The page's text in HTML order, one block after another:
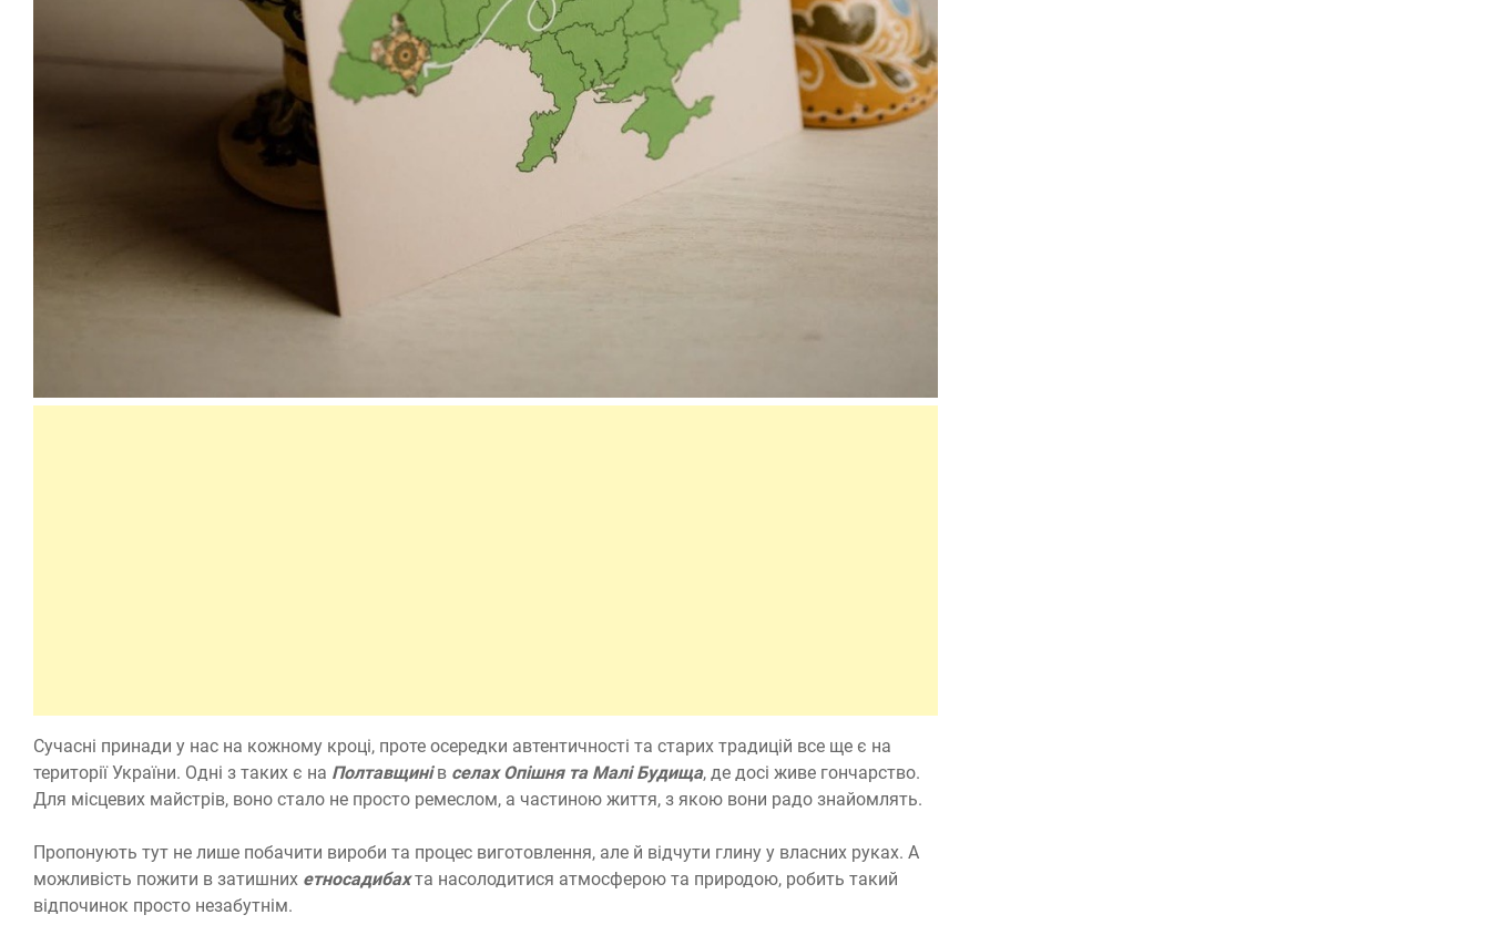
Сучасні принади у нас на кожному кроці, проте осередки автентичності та старих традицій все ще є на
території України. Одні з таких є на Полтавщинів селах Опішня та Малі Будища, де досі живе гончарство.
Для місцевих майстрів, воно стало не просто ремеслом, а частиною життя, з якою вони радо знайомлять.
Пропонують тут не лише побачити вироби та процес виготовлення, але й відчути глину у власних руках. А
можливість пожити в затишних етносадибахта насолодитися атмосферою та природою, робить такий
відпочинок просто незабутнім.